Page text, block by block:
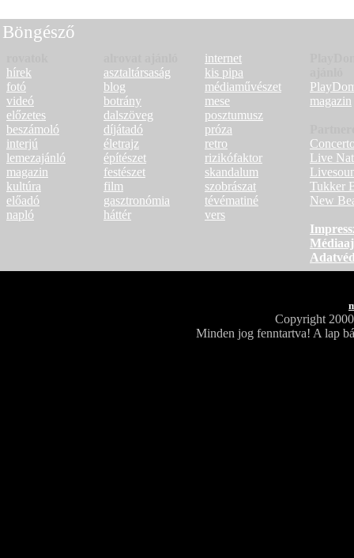
Böngésző
hírek
fotó
videó
előzetes
beszámoló
interjú
lemezajánló
magazin
kultúra
előadó
napló
asztaltársaság
blog
botrány
dalszöveg
díjátadó
életrajz
építészet
festészet
film
gasztronómia
háttér
internet
kis pipa
médiaművészet
mese
posztumusz
próza
retro
rizikófaktor
skandalum
szobrászat
tévématiné
vers
magazin
Live
Tukker
New
Copyright
Minden jog fenntartva! A lap